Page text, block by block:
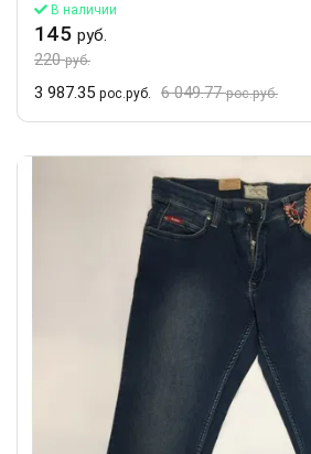
В наличии
145 руб.
220руб.
3 987.35 рос.руб. 6 049.77рос.руб.